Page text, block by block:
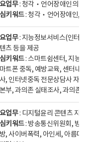
업무: 청각‧언어장애인의
키워드: 청각‧언어장애인,
업무: 지능정보서비스(인터
츠 등을 제공
키워드: 스마트쉼센터, 지능
트폰 중독, 예방교육, 센터내
, 인터넷중독 전문상담사 자
부, 과의존 실태조사, 과의존
업무: 디지털윤리 콘텐츠 지
키워드: 방송통신위원회, 방
, 사이버폭력, 아인세, 아름